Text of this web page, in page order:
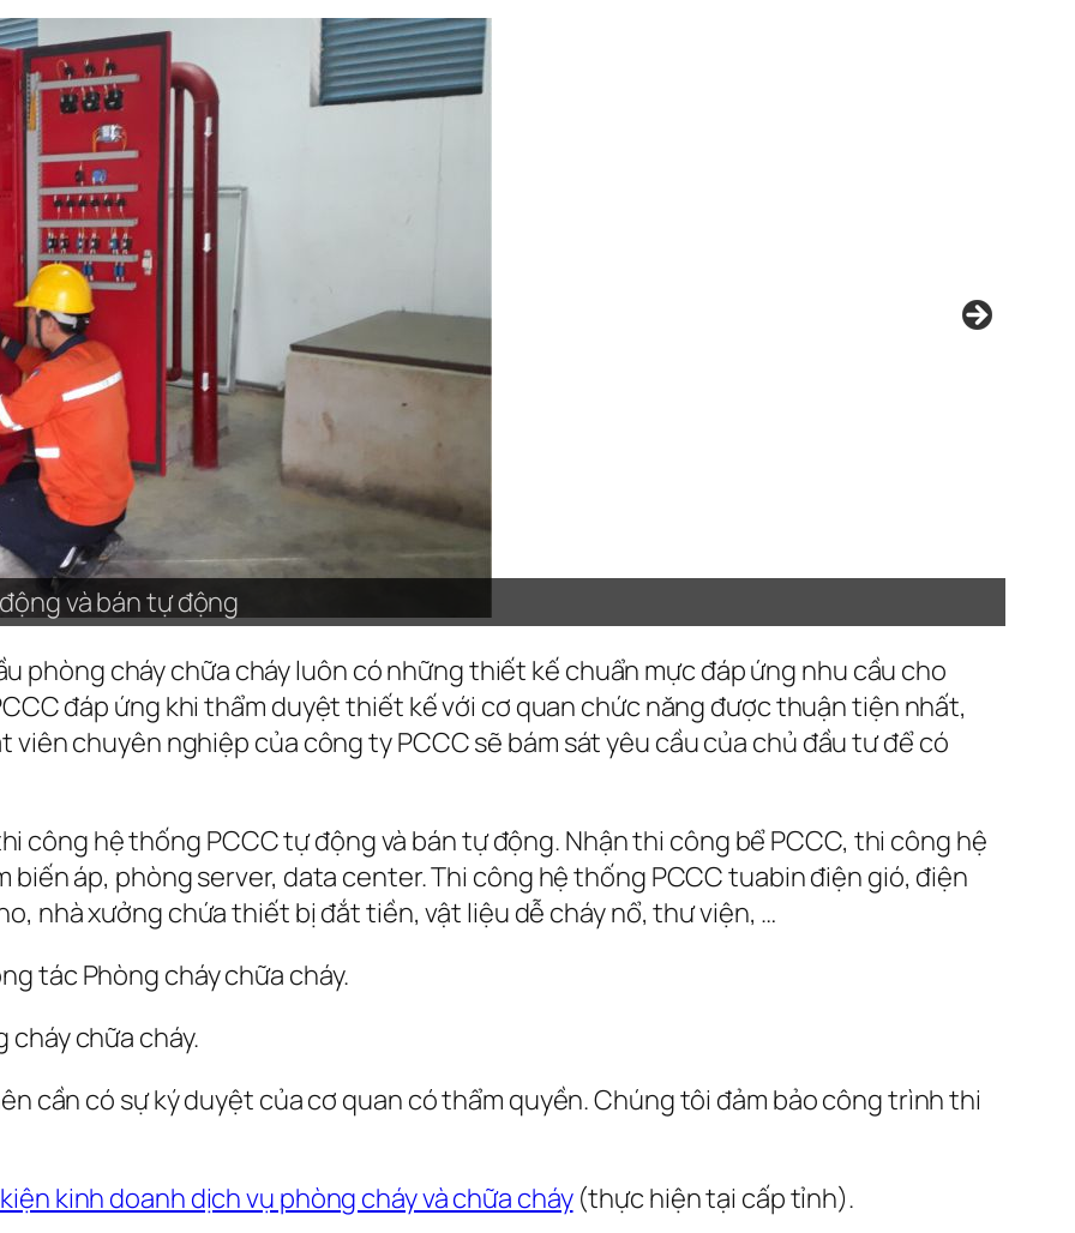
và bán tự động
và bán tự động
và bán tự động
và bán tự động
và bán tự động
và bán tự động
và bán tự động
và bán tự động
và bán tự động
và bán tự động
và bán tự động
và bán tự động
và bán tự động
và bán tự động
và bán tự động
và bán tự động
và bán tự động
phòng cháy chữa cháy luôn có những thiết kế chuẩn mực đáp ứng nhu cầu cho
đáp ứng khi thẩm duyệt thiết kế với cơ quan chức năng được thuận tiện nhất,
chuyên nghiệp của công ty PCCC sẽ bám sát yêu cầu của chủ đầu tư để có
công hệ thống PCCC tự động và bán tự động. Nhận thi công bể PCCC, thi công hệ
áp, phòng server, data center. Thi công hệ thống PCCC tuabin điện gió, điện
nhà xưởng chứa thiết bị đắt tiền, vật liệu dễ cháy nổ, thư viện, …
tác Phòng cháy chữa cháy.
chữa cháy.
cần có sự ký duyệt của cơ quan có thẩm quyền. Chúng tôi đảm bảo công trình thi
kinh doanh dịch vụ phòng cháy và chữa cháy(thực hiện tại cấp tỉnh).